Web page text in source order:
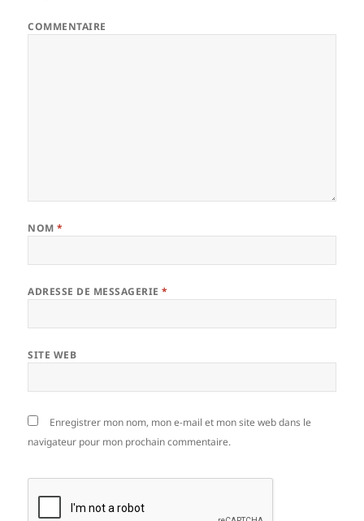
COMMENTAIRE
NOM*
ADRESSE DE MESSAGERIE*
SITE WEB
Enregistrer mon nom, mon e-mail et mon site web dans le
navigateur pour mon prochain commentaire.